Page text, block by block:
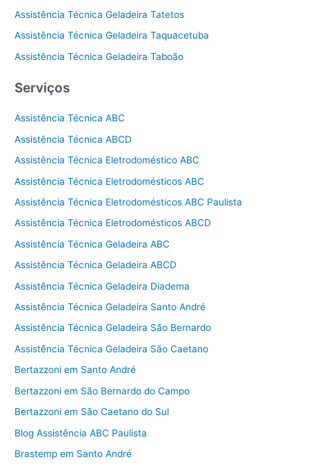
Assistência Técnica Geladeira Tatetos
Assistência Técnica Geladeira Taquacetuba
Assistência Técnica Geladeira Taboão
Serviços
Assistência Técnica ABC
Assistência Técnica ABCD
Assistência Técnica Eletrodoméstico ABC
Assistência Técnica Eletrodomésticos ABC
Assistência Técnica Eletrodomésticos ABC Paulista
Assistência Técnica Eletrodomésticos ABCD
Assistência Técnica Geladeira ABC
Assistência Técnica Geladeira ABCD
Assistência Técnica Geladeira Diadema
Assistência Técnica Geladeira Santo André
Assistência Técnica Geladeira São Bernardo
Assistência Técnica Geladeira São Caetano
Bertazzoni em Santo André
Bertazzoni em São Bernardo do Campo
Bertazzoni em São Caetano do Sul
Blog Assistência ABC Paulista
Brastemp em Santo André